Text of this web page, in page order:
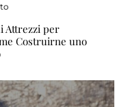
Attrezzi per
Costruirne uno